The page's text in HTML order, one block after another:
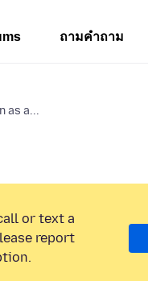
ถามคำถาม
as a...
or text a
report